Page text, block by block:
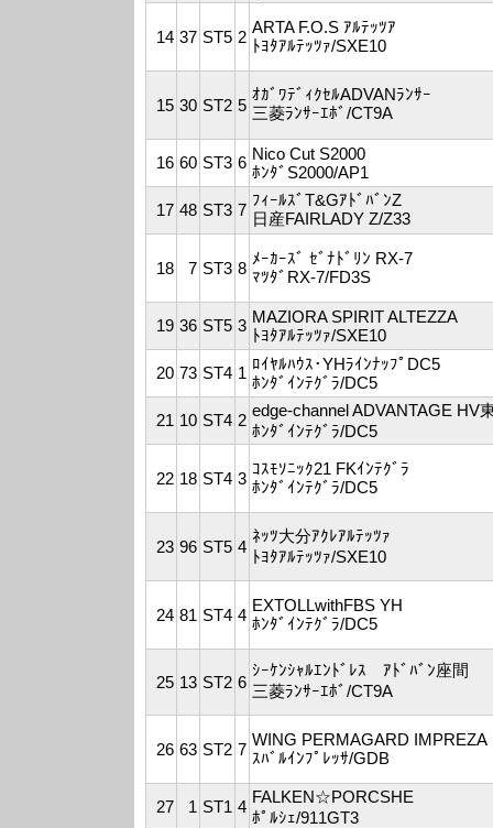
14 37 ST5 2
ARTA F.O.S ｱﾙﾃｯﾂｱ
ﾄﾖﾀｱﾙﾃｯﾂｧ/SXE10
15 30 ST2 5
ｵｶﾞﾜﾃﾞｨｸｾﾙADVANﾗﾝｻｰ
三菱ﾗﾝｻｰｴﾎﾞ/CT9A
16 60 ST3 6 Nico Cut S2000
ﾎﾝﾀﾞS2000/AP1
17 48 ST3 7
ﾌｨｰﾙｽﾞT&GｱﾄﾞﾊﾞﾝZ
日産FAIRLADY Z/Z33
18 7 ST3 8
ﾒｰｶｰｽﾞ ｾﾞﾅﾄﾞﾘﾝ RX-7
ﾏﾂﾀﾞRX-7/FD3S
19 36 ST5 3 MAZIORA SPIRIT ALTEZZA
ﾄﾖﾀｱﾙﾃｯﾂｧ/SXE10
20 73 ST4 1 ﾛｲﾔﾙﾊｳｽ･YHﾗｲﾝﾅｯﾌﾟDC5
ﾎﾝﾀﾞｲﾝﾃｸﾞﾗ/DC5
21 10 ST4 2
edge-channel ADVANTAGE HV
ﾎﾝﾀﾞｲﾝﾃｸﾞﾗ/DC5
22 18 ST4 3
ｺｽﾓｿﾆｯｸ21 FKｲﾝﾃｸﾞﾗ
ﾎﾝﾀﾞｲﾝﾃｸﾞﾗ/DC5
23 96 ST5 4
ﾈｯﾂ大分ｱｸﾚｱﾙﾃｯﾂｧ
ﾄﾖﾀｱﾙﾃｯﾂｧ/SXE10
24 81 ST4 4
EXTOLLwithFBS YH
ﾎﾝﾀﾞｲﾝﾃｸﾞﾗ/DC5
25 13 ST2 6
ｼｰｹﾝｼｬﾙｴﾝﾄﾞﾚｽ ｱﾄﾞﾊﾞﾝ座間
三菱ﾗﾝｻｰｴﾎﾞ/CT9A
26 63 ST2 7
WING PERMAGARD IMPREZA
ｽﾊﾞﾙｲﾝﾌﾟﾚｯｻ/GDB
27 1 ST1 4
FALKEN☆PORCSHE
ﾎﾟﾙｼｪ/911GT3